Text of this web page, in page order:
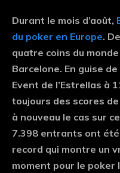
Durant le mois d’août,
du poker en Europe.
quatre coins du
Barcelone. En guise
Event de l’Estrellas à
toujours des scores
à nouveau le cas sur
7.398 entrants ont
record qui montre un
moment pour le poker